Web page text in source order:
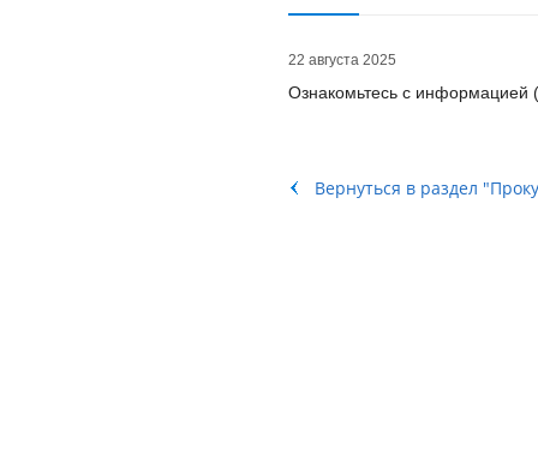
22 августа 2025
Ознакомьтесь с информацией (
Вернуться в раздел